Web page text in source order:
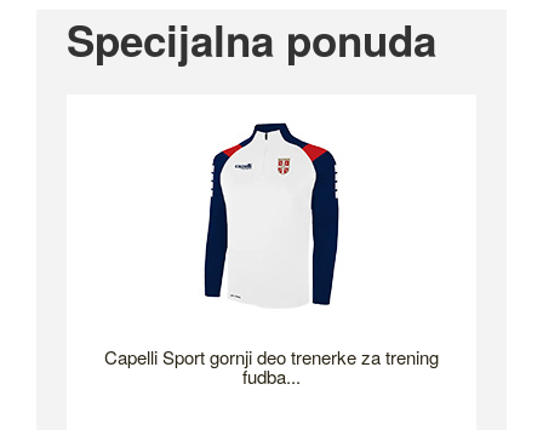
Specijalna ponuda
Capelli Sport gornji deo trenerke za trening
fudba...